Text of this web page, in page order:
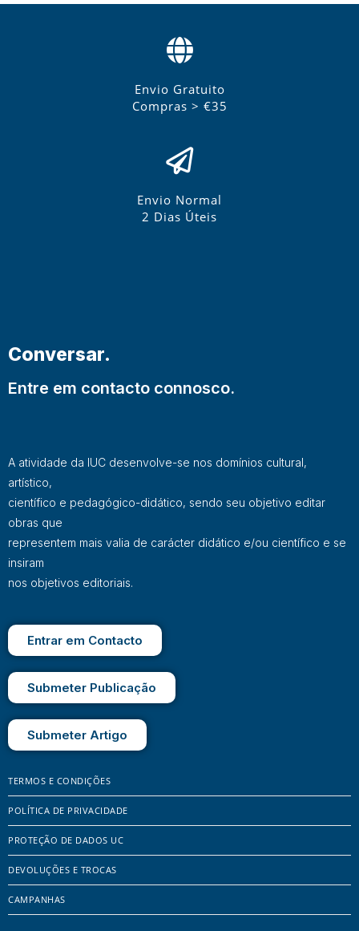
Envio Gratuito
Compras > €35
Envio Normal
2 Dias Úteis
Conversar.
Entre em contacto connosco.
A atividade da IUC desenvolve-se nos domínios cultural,
artístico,
científico e pedagógico-didático, sendo seu objetivo editar
obras que
representem mais valia de carácter didático e/ou científico e se
insiram
nos objetivos editoriais.
Entrar em Contacto
Submeter Publicação
Submeter Artigo
TERMOS E CONDIÇÕES
POLÍTICA DE PRIVACIDADE
PROTEÇÃO DE DADOS UC
DEVOLUÇÕES E TROCAS
CAMPANHAS